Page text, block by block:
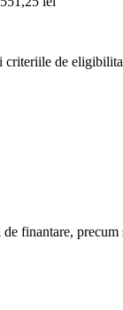
de
finantare,